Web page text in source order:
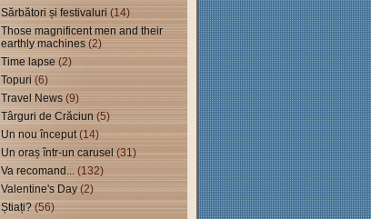
Sărbători și festivaluri (14)
Those magnificent men and their
earthly machines (2)
Time lapse (2)
Topuri (6)
Travel News (9)
Târguri de Crăciun (5)
Un nou început (14)
Un oraș într-un carusel (31)
Va recomand...
(132)
Valentine's Day (2)
Știați? (56)